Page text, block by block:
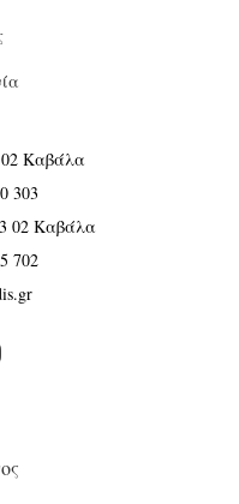
Καβάλα
303
02 Καβάλα
702